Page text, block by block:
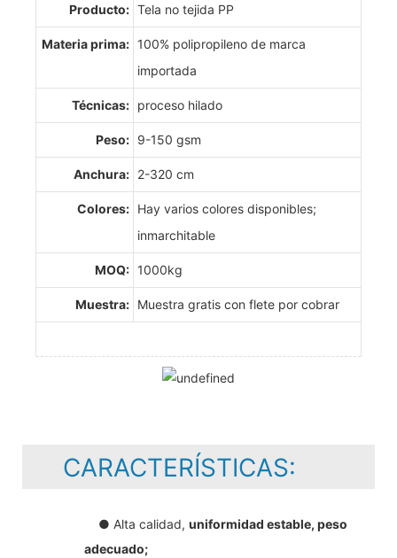
Producto: Tela no tejida PP
Materia prima: 100% polipropileno de marca
importada
Técnicas: proceso hilado
Peso: 9-150 gsm
Anchura: 2-320 cm
Colores: Hay varios colores disponibles;
inmarchitable
MOQ: 1000kg
Muestra: Muestra gratis con flete por cobrar
CARACTERÍSTICAS:
● Alta calidad, uniformidad estable, peso
adecuado;